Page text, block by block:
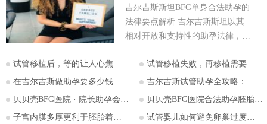
吉尔吉斯斯坦BFG单身合法助孕的
法律要点解析 吉尔吉斯斯坦以其
相对开放和支持性的助孕法律，成
地。特别是对于希望通过助孕实现
为人父母梦想的单身人士，吉尔吉
斯斯坦的法律框架值得深入探讨。
法律的核心要点，并特别关注单身
试管移植后，等的让人心焦的胎心和胎芽，何时会出现？
试管移植失败，再移植需要注意哪些？
在吉尔吉斯做助孕要多少钱？2026比什凯克费用全公开，拒绝隐形消费
吉尔吉斯试管助孕全攻略：为什么越来越多的中国家庭选择比什凯克？
贝贝壳BFG医院 · 院长助孕会（济南站）
贝贝壳BFG医院合法助孕胚胎移植流程详解
子宫内膜多厚更利于胚胎着床？
试管婴儿如何避免卵巢过度刺激综合征